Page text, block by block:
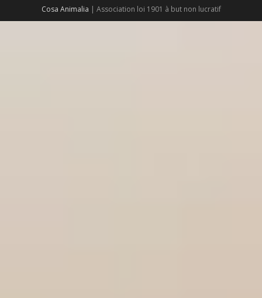
Cosa Animalia | Association loi 1901 à but non lucratif